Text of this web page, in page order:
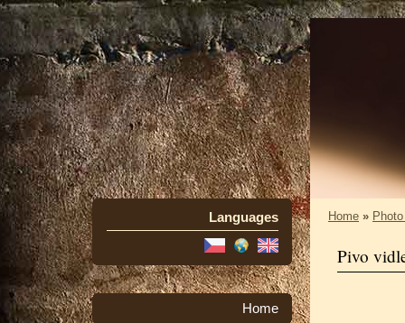
Languages
Home
Home »
Pivo